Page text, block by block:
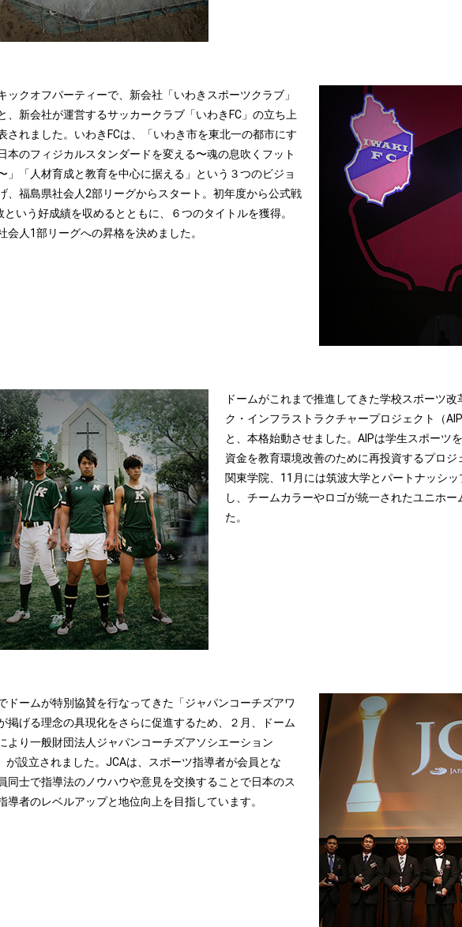
ックオフパーティーで、新会社「いわきスポーツクラブ」
、新会社が運営するサッカークラブ「いわきFC」の立ち上
されました。いわきFCは、「いわき市を東北一の都市にす
本のフィジカルスタンダードを変える〜魂の息吹くフット
」「人材育成と教育を中心に据える」という３つのビジョ
、福島県社会人2部リーグからスタート。初年度から公式戦
という好成績を収めるとともに、６つのタイトルを獲得。
会人1部リーグへの昇格を決めました。
ドームがこれまで推進してきた学校スポーツ改
ク・インフラストラクチャープロジェクト（
と、本格始動させました。AIPは学生スポーツ
資金を教育環境改善のために再投資するプロジ
関東学院、11月には筑波大学とパートナッシ
し、チームカラーやロゴが統一されたユニホー
た。
ドームが特別協賛を行なってきた「ジャパンコーチズアワ
掲げる理念の具現化をさらに促進するため、２月、ドーム
より一般財団法人ジャパンコーチズアソシエーション
が設立されました。JCAは、スポーツ指導者が会員とな
同士で指導法のノウハウや意見を交換することで日本のス
導者のレベルアップと地位向上を目指しています。